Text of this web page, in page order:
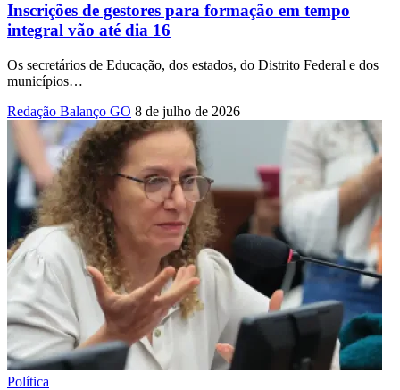
Inscrições de gestores para formação em tempo
integral vão até dia 16
Os secretários de Educação, dos estados, do Distrito Federal e dos
municípios…
Redação Balanço GO 8 de julho de 2026
Política